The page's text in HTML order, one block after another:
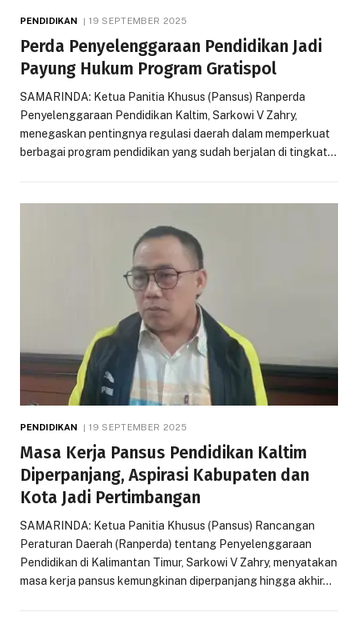
PENDIDIKAN 19 SEPTEMBER 2025
Perda Penyelenggaraan Pendidikan Jadi
Payung Hukum Program Gratispol
SAMARINDA: Ketua Panitia Khusus (Pansus) Ranperda
Penyelenggaraan Pendidikan Kaltim, Sarkowi V Zahry,
menegaskan pentingnya regulasi daerah dalam memperkuat
berbagai program pendidikan yang sudah berjalan di tingkat…
PENDIDIKAN 19 SEPTEMBER 2025
Masa Kerja Pansus Pendidikan Kaltim
Diperpanjang, Aspirasi Kabupaten dan
Kota Jadi Pertimbangan
SAMARINDA: Ketua Panitia Khusus (Pansus) Rancangan
Peraturan Daerah (Ranperda) tentang Penyelenggaraan
Pendidikan di Kalimantan Timur, Sarkowi V Zahry, menyatakan
masa kerja pansus kemungkinan diperpanjang hingga akhir…